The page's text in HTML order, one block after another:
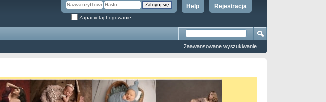
Rejestracja
Help
Zapamiętaj Logowanie
Zaawansowane wyszukiwanie